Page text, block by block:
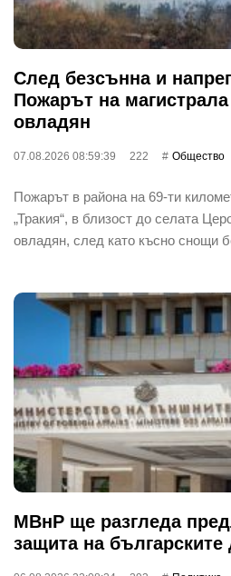
След безсънна и
Пожарът на магистрала
овладян
07.08.2026 08:59:39 222 Общество
Пожарът в района на 69-ти
„Тракия“, в близост до селата
овладян, след като късно снощи
МВнР ще разгледа
защита на